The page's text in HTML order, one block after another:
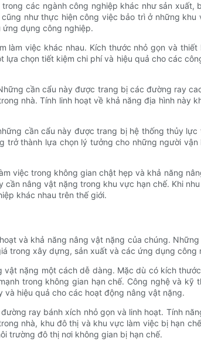
các ngành công nghiệp khác như sản xuất,
như thực hiện công việc bảo trì ở những khu
ứng dụng công nghiệp.
làm việc khác nhau. Kích thước nhỏ gọn và
chọn tiết kiệm chi phí và hiệu quả cho các
cần cẩu này được trang bị các đường ray
nhà. Tính linh hoạt về khả năng địa hình này
cần cẩu này được trang bị hệ thống thủy
thành lựa chọn lý tưởng cho những người
việc trong không gian chật hẹp và khả năng
nâng vật nặng trong khu vực hạn chế. Khi
khác nhau trên thế giới.
và khả năng nâng vật nặng của chúng.
trong xây dựng, sản xuất và các ứng dụng công
nặng một cách dễ dàng. Mặc dù có kích
trong không gian hạn chế. Công nghệ và kỹ
hiệu quả cho các hoạt động nâng vật nặng.
ray bánh xích nhỏ gọn và linh hoạt. Tính
nhà, khu đô thị và khu vực làm việc bị hạn
trường đô thị nơi không gian bị hạn chế.